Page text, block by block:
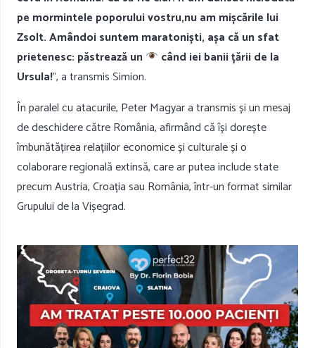
pe mormintele poporului vostru,nu am mișcările lui
Zsolt. Amândoi suntem maratoniști, așa că un sfat
prietenesc: păstrează un
când iei banii țării de la
Ursula!”, a transmis Simion.
În paralel cu atacurile, Peter Magyar a transmis și un mesaj
de deschidere către România, afirmând că își dorește
îmbunătățirea relațiilor economice și culturale și o
colaborare regională extinsă, care ar putea include state
precum Austria, Croația sau România, într-un format similar
Grupului de la Vișegrad.